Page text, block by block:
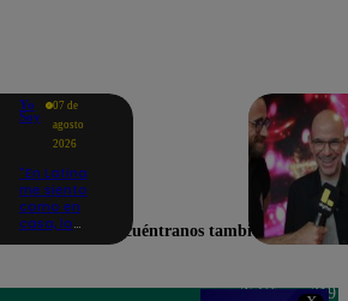
Yo
Soy
07 de
agosto
2026
"En Latina
me siento
como en
casa, lo
emocionado
Encuéntranos también en
Teléfono: 219